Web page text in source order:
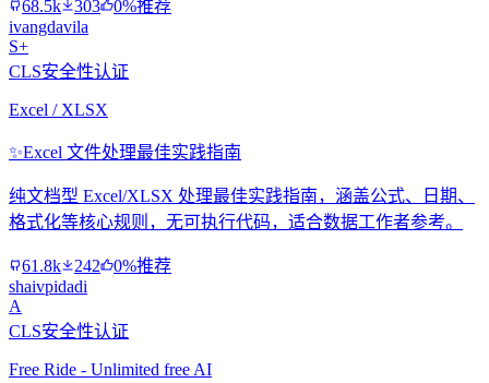
68.5k 303
0%推荐
ivangdavila
S+
CLS安全性认证
Excel / XLSX
✨Excel 文件处理最佳实践指南
纯文档型 Excel/XLSX 处理最佳实践指南，涵盖公式、日期、
格式化等核心规则，无可执行代码，适合数据工作者参考。
61.8k 242
0%推荐
shaivpidadi
A
CLS安全性认证
Free Ride - Unlimited free AI